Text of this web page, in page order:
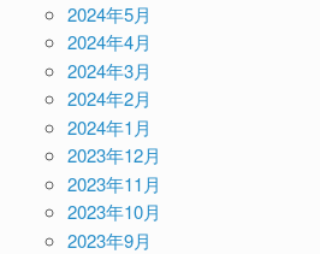
2024年5月
2024年4月
2024年3月
2024年2月
2024年1月
2023年12月
2023年11月
2023年10月
2023年9月